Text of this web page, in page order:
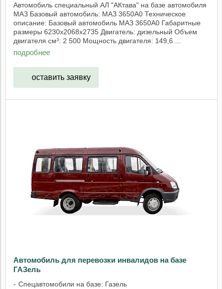
Автомобиль специальный АЛ "АКтава" на базе автомобиля
МАЗ Базовый автомобиль: МАЗ 3650А0 Техническое
описание: Базовый автомобиль МАЗ 3650А0 Габаритные
размеры 6230х2068х2735 Двигатель: дизельный Объем
двигателя см³: 2 500 Мощность двигателя: 149,6 ...
подробнее
оставить заявку
Автомобиль для перевозки инвалидов на базе
ГАЗель
Спецавтомобили на базе: Газель